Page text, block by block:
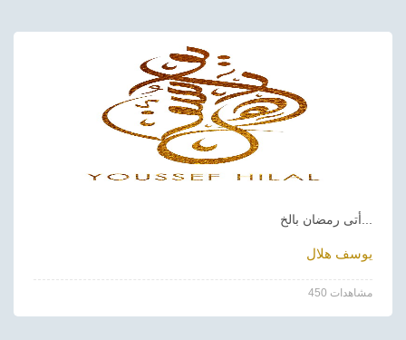
يوسف هلال
450 مشاهدات